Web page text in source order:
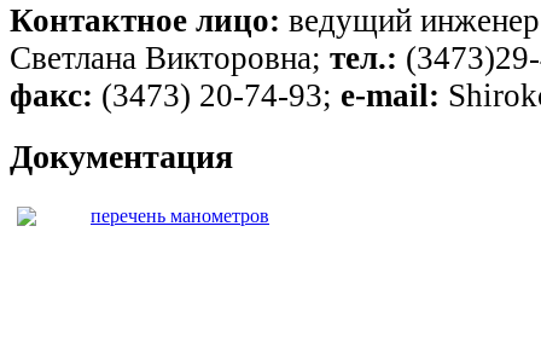
Контактное лицо: ведущий
Светлана Викторовна; тел.:
факс: (3473) 20-74-93; e-mail:
Документация
перечень манометров